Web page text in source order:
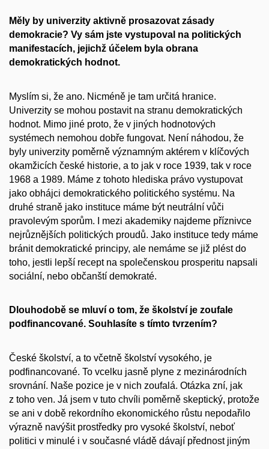
Měly by univerzity aktivně prosazovat zásady
demokracie? Vy sám jste vystupoval na politických
manifestacích, jejichž účelem byla obrana
demokratických hodnot.
Myslím si, že ano. Nicméně je tam určitá hranice.
Univerzity se mohou postavit na stranu demokratických
hodnot. Mimo jiné proto, že v jiných hodnotových
systémech nemohou dobře fungovat. Není náhodou, že
byly univerzity poměrně významným aktérem v klíčových
okamžicích české historie, a to jak v roce 1939, tak v roce
1968 a 1989. Máme z tohoto hlediska právo vystupovat
jako obhájci demokratického politického systému. Na
druhé straně jako instituce máme být neutrální vůči
pravolevým sporům. I mezi akademiky najdeme příznivce
nejrůznějších politických proudů. Jako instituce tedy máme
bránit demokratické principy, ale nemáme se již plést do
toho, jestli lepší recept na společenskou prosperitu napsali
sociální, nebo občanští demokraté.
Dlouhodobě se mluví o tom, že školství je zoufale
podfinancované. Souhlasíte s tímto tvrzením?
České školství, a to včetně školství vysokého, je
podfinancované. To vcelku jasně plyne z mezinárodních
srovnání. Naše pozice je v nich zoufalá. Otázka zní, jak
z toho ven. Já jsem v tuto chvíli poměrně skeptický, protože
se ani v době rekordního ekonomického růstu nepodařilo
výrazně navýšit prostředky pro vysoké školství, neboť
politici v minulé i v současné vládě dávají přednost jiným